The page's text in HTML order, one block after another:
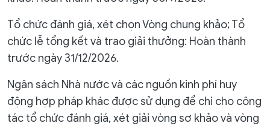
Tổ chức đánh giá, xét chọn Vòng chung khảo; Tổ
chức lễ tổng kết và trao giải thưởng: Hoàn thành
trước ngày 31/12/2026.
Ngân sách Nhà nước và các nguồn kinh phí huy
động hợp pháp khác được sử dụng để chi cho công
tác tổ chức đánh giá, xét giải vòng sơ khảo và vòng